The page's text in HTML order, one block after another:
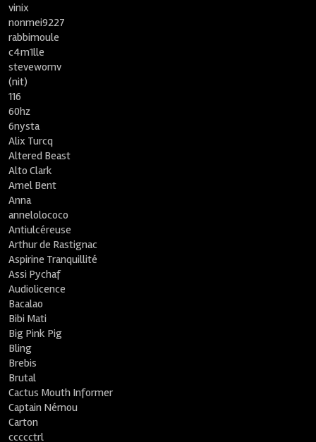
vinix
nonmei9227
rabbimoule
c4m1lle
stevewornv
(nit)
116
60hz
6nysta
Alix Turcq
Altered Beast
Alto Clark
Amel Bent
Anna
annelolococo
Antiulcéreuse
Arthur de Rastignac
Aspirine Tranquillité
Assi Pychaf
Audiolicence
Bacalao
Bibi Mati
Big Pink Pig
Bling
Brebis
Brutal
Cactus Mouth Informer
Captain Némou
Carton
ccccctrl